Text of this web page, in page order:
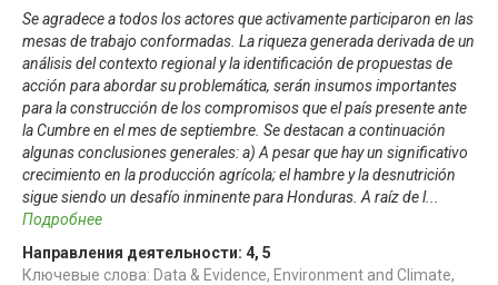
Se agradece a todos los actores que activamente participaron en las
mesas de trabajo conformadas. La riqueza generada derivada de un
análisis del contexto regional y la identificación de propuestas de
acción para abordar su problemática, serán insumos importantes
para la construcción de los compromisos que el país presente ante
la Cumbre en el mes de septiembre. Se destacan a continuación
algunas conclusiones generales: a) A pesar que hay un significativo
crecimiento en la producción agrícola; el hambre y la desnutrición
sigue siendo un desafío inminente para Honduras. A raíz de l...
Подробнее
Направления деятельности: 4, 5
Ключевые слова: Data & Evidence, Environment and Climate,